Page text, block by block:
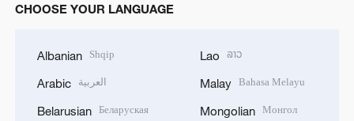
CHOOSE YOUR LANGUAGE
Albanian Shqip
Arabic العربية
Belarusian Беларуская
Lao ລາວ
Malay Bahasa Melayu
Mongolian Монгол